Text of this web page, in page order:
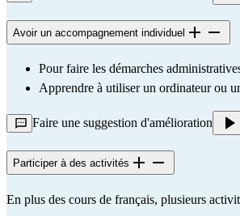
Avoir un accompagnement individuel
Pour faire les démarches
Apprendre à utiliser un ordinateur ou
Faire une suggestion d'amélioration
Participer à des activités
En plus des cours de français, plusieurs